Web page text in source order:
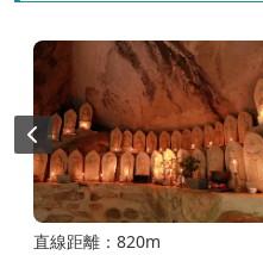
直線距離：820m